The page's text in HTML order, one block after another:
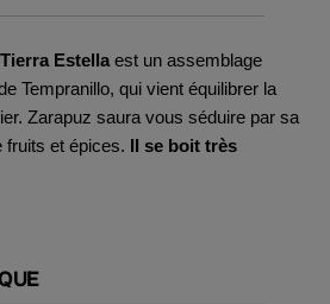
Estella est un assemblage
Tempranillo, qui vient équilibrer la
Zarapuz saura vous séduire par sa
fruits et épices. Il se boit très